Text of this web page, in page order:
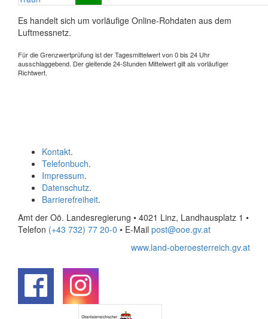
Es handelt sich um vorläufige Online-Rohdaten aus dem
Luftmessnetz.
Für die Grenzwertprüfung ist der Tagesmittelwert von 0 bis 24 Uhr
ausschlaggebend. Der gleitende 24-Stunden Mittelwert gilt als vorläufiger
Richtwert.
Kontakt.
Telefonbuch.
Impressum.
Datenschutz.
Barrierefreiheit.
Amt der Oö. Landesregierung • 4021 Linz, Landhausplatz 1 •
Telefon (+43 732) 77 20-0 • E-Mail post@ooe.gv.at
www.land-oberoesterreich.gv.at